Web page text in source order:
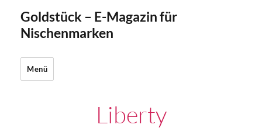
Goldstück – E-Magazin für
Nischenmarken
Menü
Liberty